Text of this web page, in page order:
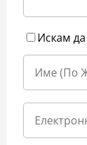
Искам